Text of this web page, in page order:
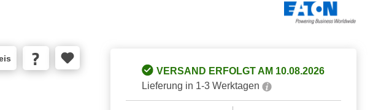
VERSAND ERFOLGT AM 10.08.2026
Lieferung in 1-3 Werktagen